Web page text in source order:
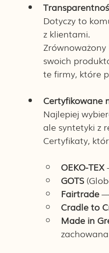
Dotyczy to
z klientami.
swoich
te firmy, które
Certyfikowane
Najlepiej
ale syntetyki z
Certyfikaty,
OEKO-TEX
GOTS
Fairtrade
Cradle to
Made in